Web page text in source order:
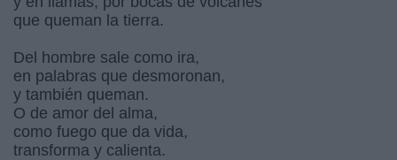
que queman la tierra.
Del hombre sale como ira,
en palabras que desmoronan,
y también queman.
O de amor del alma,
como fuego que da vida,
transforma y calienta.